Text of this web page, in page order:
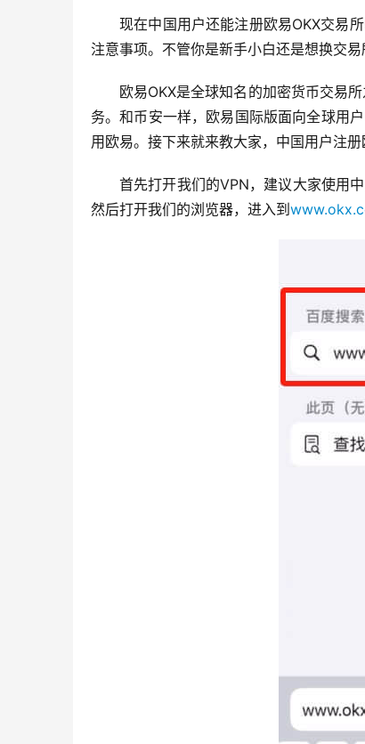
现在中国用户还能注册欧易OKX交易
注意事项。不管你是新手小白还是想换交易
欧易OKX是全球知名的加密货币交易
务。和币安一样，欧易国际版面向全球用
用欧易。接下来就来教大家，中国用户注册
首先打开我们的VPN，建议大家使用
然后打开我们的浏览器，进入到